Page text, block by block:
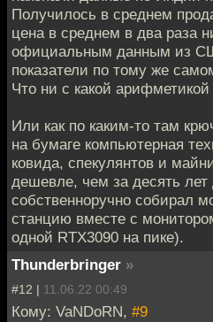
Получилось в среднем
цена в среднем в два
официальным данным из
показатели по тому же
Что ни с какой арифметикой
Или как по каким-то там
на бумаге компьютерная
ковида, спекулянтов и
дешевле, чем за десять лет
собственноручно собирал
станцию вместе с
одной RTX3090 на пике).
Thunderbringer »
#12 | 11.06.22 00:49
Кому: VaNDoRN, #9